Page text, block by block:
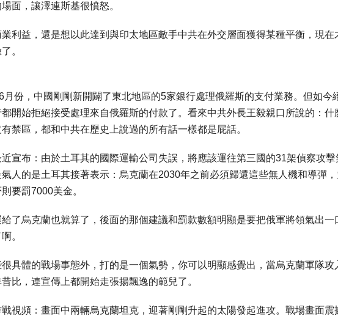
面，讓澤連斯基很憤怒。
利益，還是想以此達到與印太地區敵手中共在外交層面獲得某種平衡，現在
。
份，中國剛剛新開闢了東北地區的5家銀行處理俄羅斯的支付業務。但如今
開始拒絕接受處理來自俄羅斯的付款了。看來中共外長王毅親口所說的：什
禁區，都和中共在歷史上說過的所有話一樣都是屁話。
宣布：由於土耳其的國際運輸公司失誤，將應該運往第三國的31架偵察攻擊
人的是土耳其接著表示：烏克蘭在2030年之前必須歸還這些無人機和導彈，
要罰7000美金。
了烏克蘭也就算了，後面的那個建議和罰款數額明顯是要把俄軍將領氣出一
。
具體的戰場事態外，打的是一個氣勢，你可以明顯感覺出，當烏克蘭軍隊攻
比，連宣傳上都開始走張揚飄逸的範兒了。
視頻：畫面中兩輛烏克蘭坦克，迎著剛剛升起的太陽發起進攻。戰場畫面震